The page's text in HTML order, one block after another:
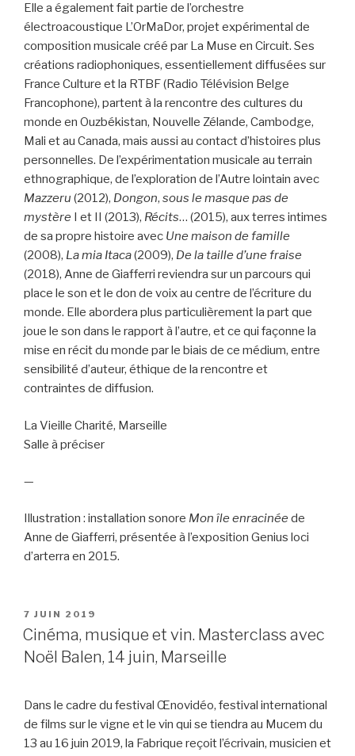
Elle a également fait partie de l’orchestre
électroacoustique L’OrMaDor, projet expérimental de
composition musicale créé par La Muse en Circuit. Ses
créations radiophoniques, essentiellement diffusées sur
France Culture et la RTBF (Radio Télévision Belge
Francophone), partent à la rencontre des cultures du
monde en Ouzbékistan, Nouvelle Zélande, Cambodge,
Mali et au Canada, mais aussi au contact d’histoires plus
personnelles. De l’expérimentation musicale au terrain
ethnographique, de l’exploration de l’Autre lointain avec
Mazzeru (2012), Dongon, sous le masque pas de
mystère I et II (2013), Récits… (2015), aux terres intimes
de sa propre histoire avec Une maison de famille
(2008), La mia Itaca(2009), De la taille d’une fraise
(2018), Anne de Giafferri reviendra sur un parcours qui
place le son et le don de voix au centre de l’écriture du
monde. Elle abordera plus particulièrement la part que
joue le son dans le rapport à l’autre, et ce qui façonne la
mise en récit du monde par le biais de ce médium, entre
sensibilité d’auteur, éthique de la rencontre et
contraintes de diffusion.
La Vieille Charité, Marseille
Salle à préciser
—
Illustration : installation sonore Mon île enracinée de
Anne de Giafferri, présentée à l’exposition Genius loci
d’arterra en 2015.
PUBLIÉ
LE
7 JUIN 2019
Cinéma, musique et vin. Masterclass avec
Noël Balen, 14 juin, Marseille
Dans le cadre du festival Œnovidéo, festival international
de films sur le vigne et le vin qui se tiendra au Mucem du
13 au 16 juin 2019, la Fabrique reçoit l’écrivain, musicien et